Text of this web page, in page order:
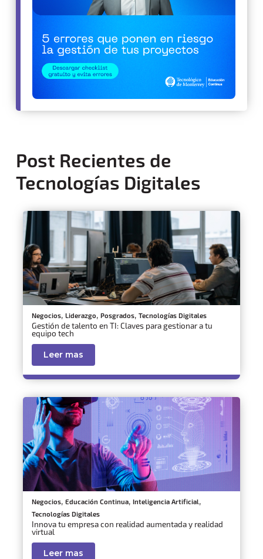
Post Recientes de
Tecnologías Digitales
Negocios, Liderazgo, Posgrados, Tecnologías Digitales
Gestión de talento en TI: Claves para gestionar a tu
equipo tech
Leer mas
Negocios, Educación Continua, Inteligencia Artificial,
Tecnologías Digitales
Innova tu empresa con realidad aumentada y realidad
virtual
Leer mas